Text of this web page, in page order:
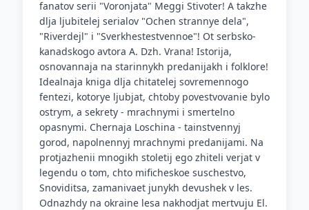
fanatov serii "Voronjata" Meggi Stivoter! A takzhe
dlja ljubitelej serialov "Ochen strannye dela",
"Riverdejl" i "Sverkhestestvennoe"! Ot serbsko-
kanadskogo avtora A. Dzh. Vrana! Istorija,
osnovannaja na starinnykh predanijakh i folklore!
Idealnaja kniga dlja chitatelej sovremennogo
fentezi, kotorye ljubjat, chtoby povestvovanie bylo
ostrym, a sekrety - mrachnymi i smertelno
opasnymi. Chernaja Loschina - tainstvennyj
gorod, napolnennyj mrachnymi predanijami. Na
protjazhenii mnogikh stoletij ego zhiteli verjat v
legendu o tom, chto mificheskoe suschestvo,
Snoviditsa, zamanivaet junykh devushek v les.
Odnazhdy na okraine lesa nakhodjat mertvuju El.